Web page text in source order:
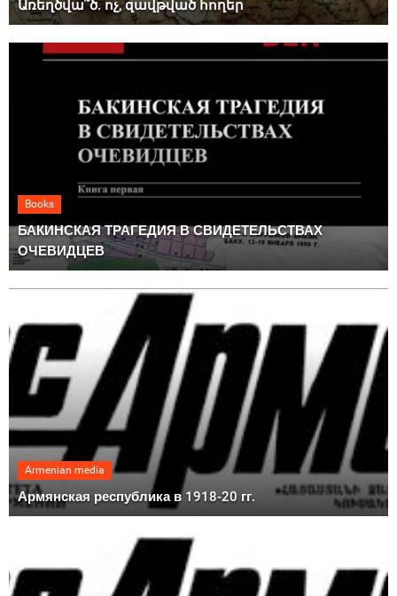
Առեղծվա՞ծ. ոչ, զավթված հողեր
Books
БАКИНСКАЯ ТРАГЕДИЯ В СВИДЕТЕЛЬСТВАХ
ОЧЕВИДЦЕВ
Armenian media
Армянская республика в 1918-20 гг.